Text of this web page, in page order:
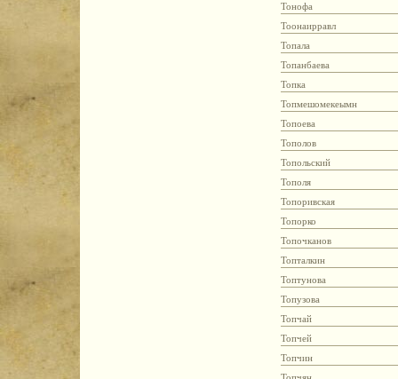
Тонофа
Тоонаирравл
Топала
Топанбаева
Топка
Топмешомекеымн
Топоева
Тополов
Топольский
Тополя
Топоривская
Топорко
Топочканов
Топталкин
Топтунова
Топузова
Топчай
Топчей
Топчин